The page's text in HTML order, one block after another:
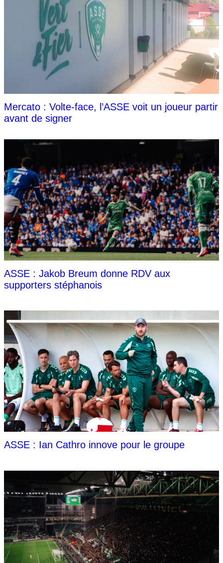
Mercato : Volte-face, l’ASSE voit un joueur partir
avant de signer
ASSE : Jakob Breum donne RDV aux
supporters stéphanois
ASSE : Ian Cathro innove pour le groupe